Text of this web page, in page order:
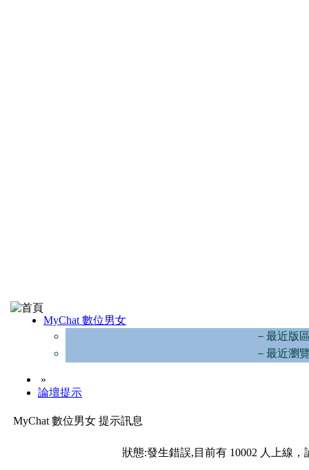
MyChat 數位男女
－最近版
－最近瀏
»
論壇提示
MyChat 數位男女 提示訊息
狀態:發生錯誤,目前有 10002 人上線